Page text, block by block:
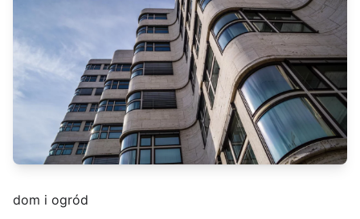
dom i ogród